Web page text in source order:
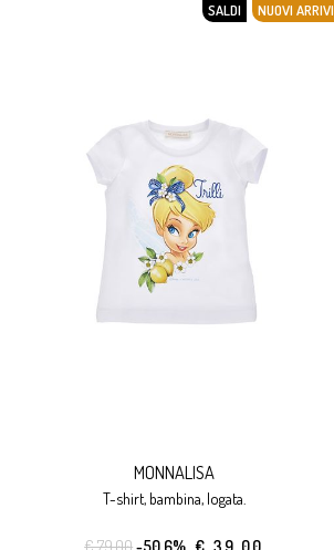
SALDI NUOVI ARRIVI
MONNALISA
t-shirt, bambina, logata.
€ 79.00-50.6% € 39.00